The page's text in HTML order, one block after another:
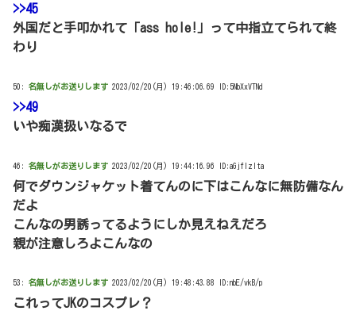
>>45
外国だと手叩かれて「ass hole!」って中指立てられて終
わり
50: 名無しがお送りします 2023/02/20(月) 19:46:06.69 ID:5NbXxVTNd
>>49
いや痴漢扱いなるで
46: 名無しがお送りします 2023/02/20(月) 19:44:16.96 ID:aGjflzlta
何でダウンジャケット着てんのに下はこんなに無防備なん
だよ
こんなの男誘ってるようにしか見えねえだろ
親が注意しろよこんなの
53: 名無しがお送りします 2023/02/20(月) 19:48:43.88 ID:nbE/vkB/p
これってJKのコスプレ？